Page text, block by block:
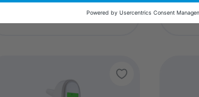
Online verfügbar